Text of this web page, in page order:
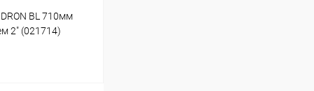
BL 710мм
2" (021714)